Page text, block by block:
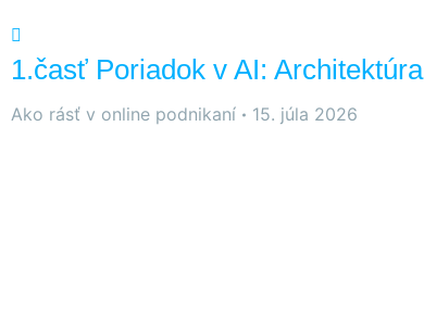
1.časť Poriadok v AI: Architektúra
Ako rásť v online podnikaní 15. júla 2026